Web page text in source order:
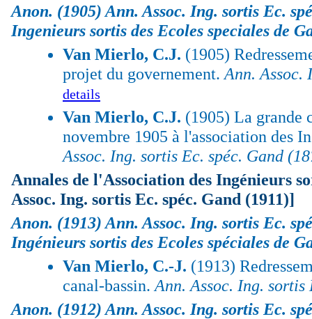
Anon. (1905) Ann. Assoc. Ing. sortis Ec.
Ingenieurs sortis des Ecoles speciales de
Van Mierlo, C.J. (1905)
projet du governement. Ann. Assoc.
details
Van Mierlo, C.J. (1905) La grande
novembre 1905 à l'association des
Assoc. Ing. sortis Ec. spéc. Gand
Annales de l'Association des Ingénieurs
Assoc. Ing. sortis Ec. spéc. Gand (1911)]
Anon. (1913) Ann. Assoc. Ing. sortis Ec.
Ingénieurs sortis des Ecoles spéciales de
Van Mierlo, C.-J. (1913)
canal-bassin. Ann. Assoc. Ing. sortis
Anon. (1912) Ann. Assoc. Ing. sortis Ec.